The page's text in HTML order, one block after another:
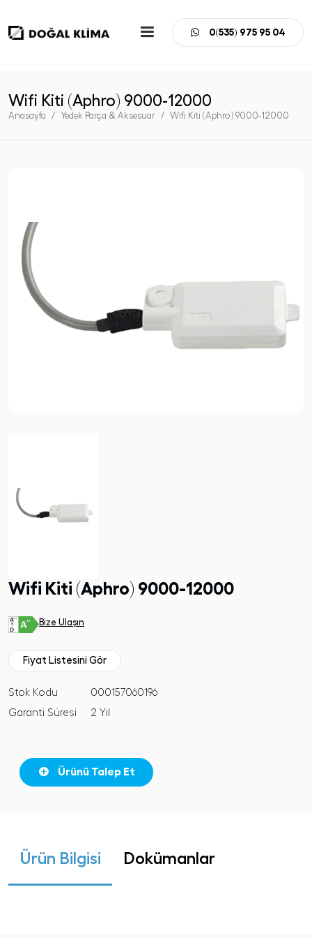
0(535) 975 95 04
Wifi Kiti (Aphro) 9000-12000
Anasayfa Yedek Parça & Aksesuar Wifi Kiti (Aphro) 9000-12000
Wifi Kiti (Aphro) 9000-12000
Bize Ulaşın
Fiyat Listesini Gör
Stok Kodu
000157060196
Garanti Süresi
2 Yıl
Ürünü Talep Et
Ürün Bilgisi Dokümanlar